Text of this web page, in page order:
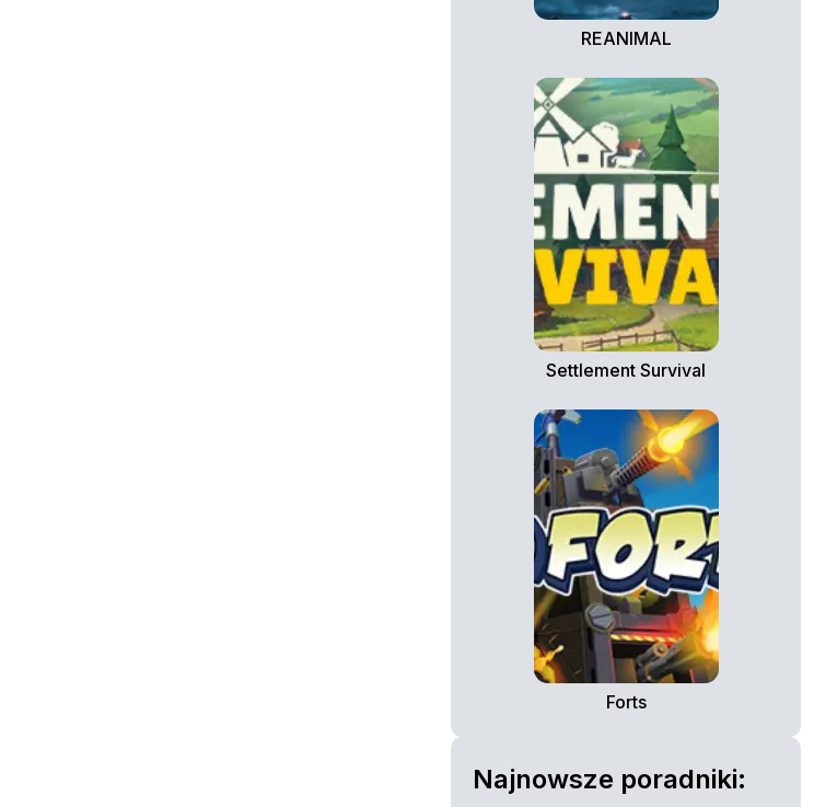
REANIMAL
Settlement Survival
Forts
Najnowsze poradniki: